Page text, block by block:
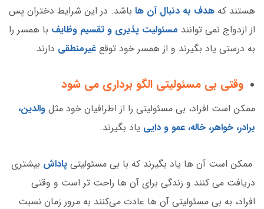
هستند که هدف به دنبال آن ها باشد. در این شرایط دختران پس
از ازدواج نمی توانند مسئولیت پذیری و تقسیم وظایف با همسر را
به درستی یاد بگیرند و از همسر خود توقع غیرمنطقی دارند.
وقتی بی مسئولیتی الگو برداری می شود
ممکن است افراد، بی مسئولیتی را از اطرافیان خود مثل والدین،
برادر، خواهر، خاله، عمو و دایی یاد بگیرند.
ممکن است آن ها یاد بگیرند که با بی مسئولیتی پاداش بیشتری
دریافت می کنند و زندگی برای آن ها راحت تر است و وقتی
افراد، به بی مسئولیتی آن ها عادت می‌کنند به مرور زمان نسبت